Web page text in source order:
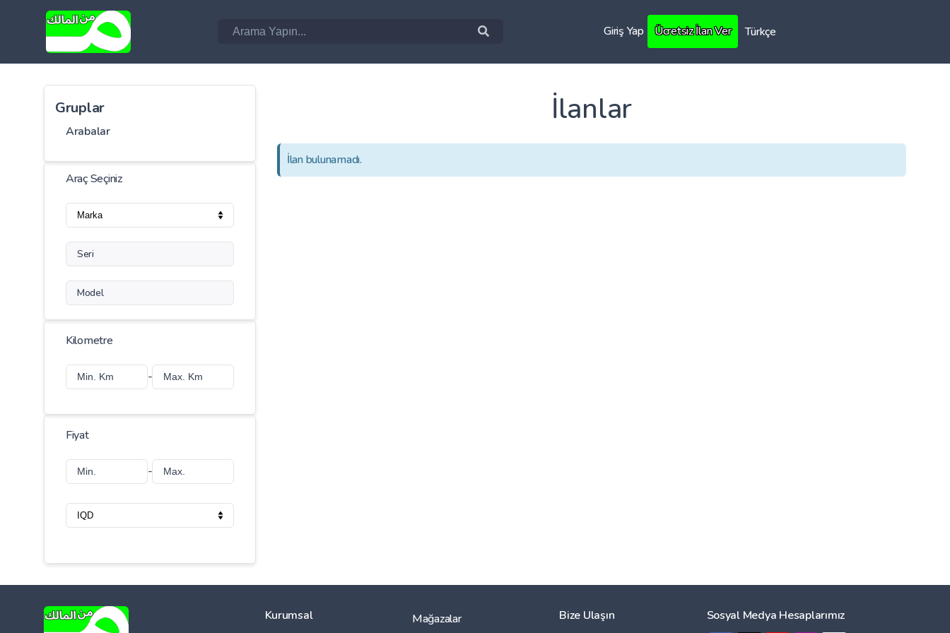
Giriş Yap Ücretsiz İlan Ver Türkçe
Gruplar
Arabalar
Araç Seçiniz
Seri
Model
Kilometre
-
Fiyat
-
İlanlar
İlan bulunamadı.
Kurumsal Mağazalar Bize Ulaşın Sosyal Medya Hesaplarımız